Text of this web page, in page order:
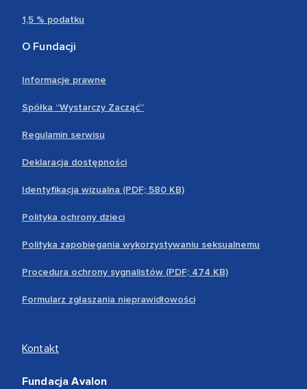
1,5 % podatku
O Fundacji
Informacje prawne
Spółka “Wystarczy Zacząć”
Regulamin serwisu
Deklaracja dostępności
Identyfikacja wizualna (PDF; 580 KB)
Polityka ochrony dzieci
Polityka zapobiegania wykorzystywaniu seksualnemu
Procedura ochrony sygnalistów (PDF; 474 KB)
Formularz zgłaszania nieprawidłowości
Kontakt
Fundacja Avalon